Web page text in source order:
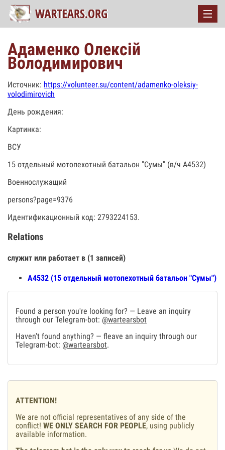
Адаменко Олексій
Володимирович
Источник: https://volunteer.su/content/adamenko-oleksiy-
volodimirovich
День рождения:
Картинка:
ВСУ
15 отдельный мотопехотный батальон "Сумы" (в/ч А4532)
Военнослужащий
persons?page=9376
Идентификационный код: 2793224153.
Relations
служит или работает в (1 записей)
А4532 (15 отдельный мотопехотный батальон "Сумы")
Found a person you're looking for? — Leave an inquiry
through our Telegram-bot: @wartearsbot
Haven't found anything? — fleave an inquiry through our
Telegram-bot: @wartearsbot.
ATTENTION!
We are not official representatives of any side of the
conflict! WE ONLY SEARCH FOR PEOPLE, using publicly
available information.